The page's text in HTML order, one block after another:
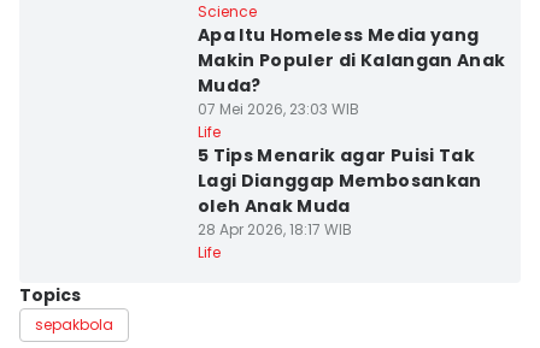
Science
Apa Itu Homeless Media yang
Makin Populer di Kalangan Anak
Muda?
07 Mei 2026, 23:03 WIB
Life
5 Tips Menarik agar Puisi Tak
Lagi Dianggap Membosankan
oleh Anak Muda
28 Apr 2026, 18:17 WIB
Life
Topics
sepakbola